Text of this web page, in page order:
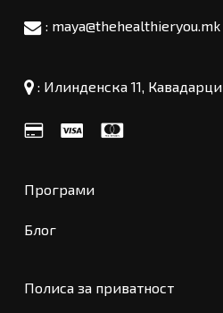
: maya@thehealthieryou.mk
: Илинденска 11, Кавадарци
Програми
Блог
Полиса за приватност